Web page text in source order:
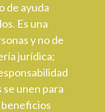
de ayuda
Es una
y no de
jurídica;
unen para